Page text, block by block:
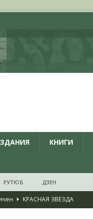
КНИГИ
РУТЮБ ДЗЕН
КРАСНАЯ ЗВЕЗДА